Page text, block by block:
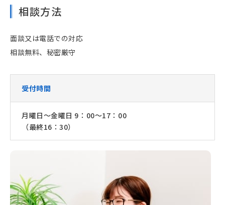
相談方法
面談又は電話での対応
相談無料、秘密厳守
受付時間
月曜日～金曜日 9：00～17：00
（最終16：30）